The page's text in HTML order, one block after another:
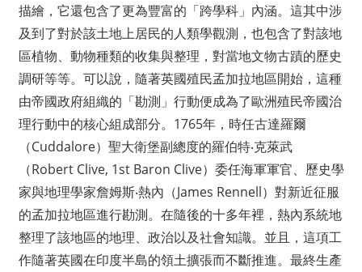
描繪，它還包含了更為豐富的「跨學科」內涵。這其中涉
及到了對於該土地上居民的人類學觀測，也包含了對該地
區植物、動物種類的收集與整理，對當地文物古蹟的歷史
調研等等。可以說，隨著英國殖民孟加拉地區開始，這種
由帝國政府組織的「勘測」行動便成為了歐洲殖民帝國治
理行動中的核心組成部分。1765年，時任古達羅爾
（Cuddalore）聖大衛堡副總度的羅伯特‧克萊武
（Robert Clive, 1st Baron Clive）委任海軍軍官、歷史學
家與地理學家詹姆斯‧熱內（James Rennell）對新近征服
的孟加拉地區進行勘測。在隨後的十多年裡，熱內系統地
整理了該地區的地理、政治以及社會知識。並且，這項工
作隨著英國在印度半島的領土擴張而不斷推進。最終生產